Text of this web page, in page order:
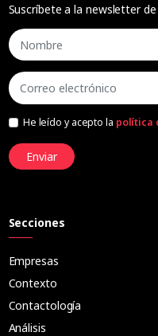
Suscríbete a la newsletter
He leído y acepto la política
Enviar
Secciones
Empresas
Contexto
Contactología
Análisis